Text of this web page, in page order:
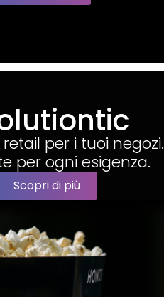
per i tuoi negozi.
per ogni esigenza.
Scopri di più